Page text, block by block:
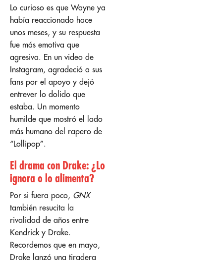
Lo curioso es que Wayne ya
había reaccionado hace
unos meses, y su respuesta
fue más emotiva que
agresiva. En un video de
Instagram, agradeció a sus
fans por el apoyo y dejó
entrever lo dolido que
estaba. Un momento
humilde que mostró el lado
más humano del rapero de
“Lollipop”.
El drama con Drake: ¿Lo
ignora o lo alimenta?
Por si fuera poco, GNX
también resucita la
rivalidad de años entre
Kendrick y Drake.
Recordemos que en mayo,
Drake lanzó una tiradera